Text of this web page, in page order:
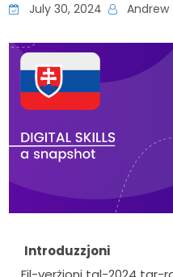
July 30, 2024 Andrew
Introduzzjoni